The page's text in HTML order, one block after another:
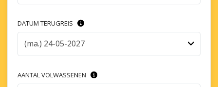
DATUM TERUGREIS
(ma.) 24-05-2027
AANTAL VOLWASSENEN